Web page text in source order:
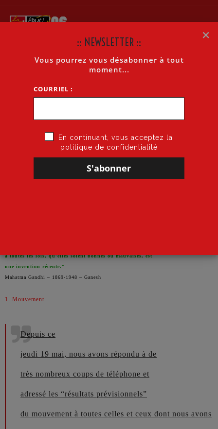
LA LETTRE INTERNET N°366 DU 20 MAI 2011
Accueil»La lettre Internet n°366 du 20 mai 2011
à toutes les lois, qu’elles soient bonnes ou mauvaises, est
une invention récente.”
Mahatma Gandhi – 1869-1948 – Ganesh
1. Mouvement
Depuis ce
jeudi 19 mai, nous avons répondu à de
très nombreux coups de téléphone et
adressé les “résultats prévisionnels”
du mouvement à toutes celles et ceux dont nous avons
×
:: NEWSLETTER ::
Vous pourrez vous désabonner à tout
moment...
COURRIEL :
En continuant, vous acceptez la
politique de confidentialité